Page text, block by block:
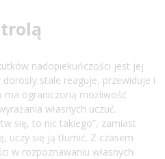
nadopiekuńczości jest jej
stale reaguje, przewiduje i
ma ograniczoną możliwość
własnych uczuć.
się, to nic takiego”, zamiast
uczy się ją tłumić. Z czasem
w rozpoznawaniu własnych